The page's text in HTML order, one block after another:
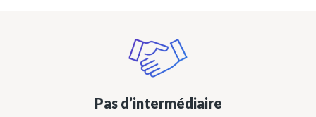
Pas d’intermédiaire